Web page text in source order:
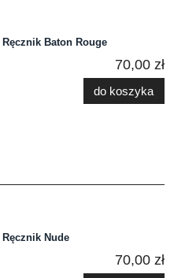
Baton Rouge
70,00 zł
do koszyka
Nude
70,00 zł